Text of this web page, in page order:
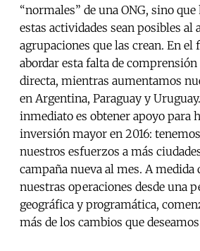
“normales” de una ONG, sino
estas actividades sean posibles al
agrupaciones que las crean. En el
abordar esta falta de comprensión
directa, mientras aumentamos
en Argentina, Paraguay y
inmediato es obtener apoyo para
inversión mayor en 2016:
nuestros esfuerzos a más
campaña nueva al mes. A
nuestras operaciones desde una
geográfica y programática,
más de los cambios que